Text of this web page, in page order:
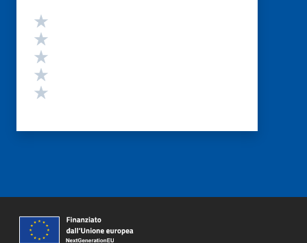
Valutazione